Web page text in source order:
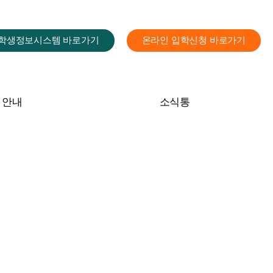
생정보시스템 바로가기 온라인 입학신청 바로가기
내 소식통